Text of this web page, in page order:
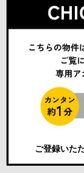
ご登録いた